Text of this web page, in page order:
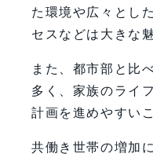
た環境や広々とし
セスなどは大きな
また、都市部と比
多く、家族のライ
計画を進めやすい
共働き世帯の増加